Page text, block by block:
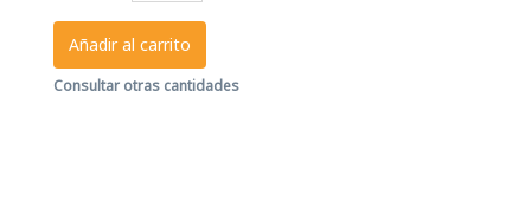
Añadir al carrito
Consultar otras cantidades